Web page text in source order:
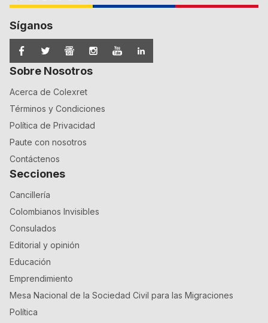
Síganos
Sobre Nosotros
Acerca de Colexret
Términos y Condiciones
Política de Privacidad
Paute con nosotros
Contáctenos
Secciones
Cancillería
Colombianos Invisibles
Consulados
Editorial y opinión
Educación
Emprendimiento
Mesa Nacional de la Sociedad Civil para las Migraciones
Política